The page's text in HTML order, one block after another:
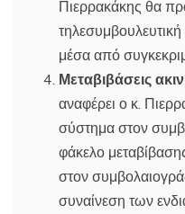
Πιερρακάκης θα
τηλεσυμβουλευτική
μέσα από
Μεταβιβάσεις
αναφέρει ο κ.
σύστημα στον
φάκελο
στον
συναίνεση των